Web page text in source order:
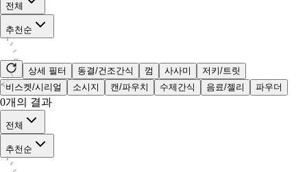
전체
추천순
상세 필터 동결/건조간식 껌 사사미
저키/트릿
비스켓/시리얼
소시지 캔/파우치 수제간식 음료/젤리 파우더
0개의 결과
전체
추천순